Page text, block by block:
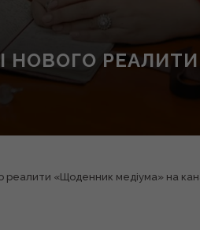
НОВОГО
реалити «Щоденник медіума» на